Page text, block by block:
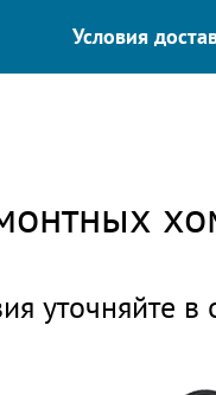
Условия
уточняйте в